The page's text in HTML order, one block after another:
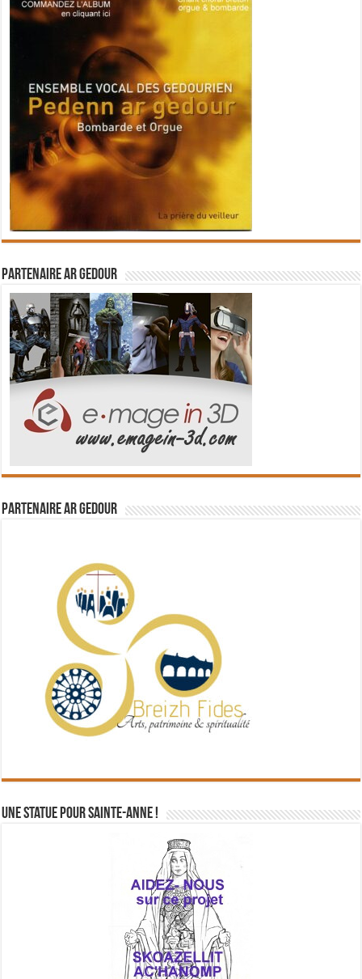
Partenaire Ar Gedour
Partenaire Ar Gedour
Une statue pour Sainte-Anne !